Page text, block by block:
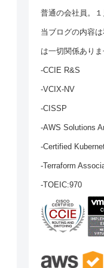
普通の会社員。
当ブログの内容
は一切関係ありま
-CCIE R&S
-VCIX-NV
-CISSP
-AWS Solutions
-Certified
-Terraform
-TOEIC:970